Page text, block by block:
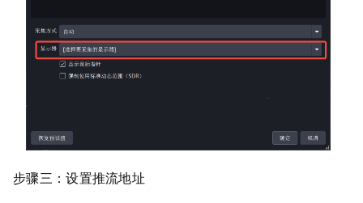
步骤三：设置推流地址